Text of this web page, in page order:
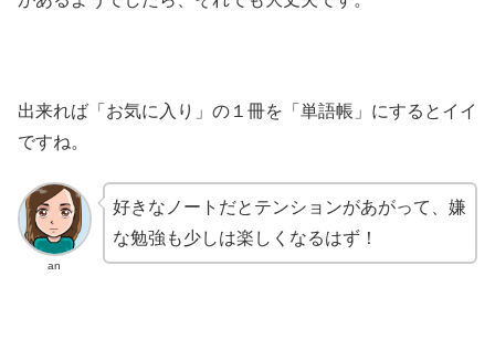
出来れば「お気に入り」の１冊を「単語帳」にするとイイ
ですね。
an
好きなノートだとテンションがあがって、嫌
な勉強も少しは楽しくなるはず！